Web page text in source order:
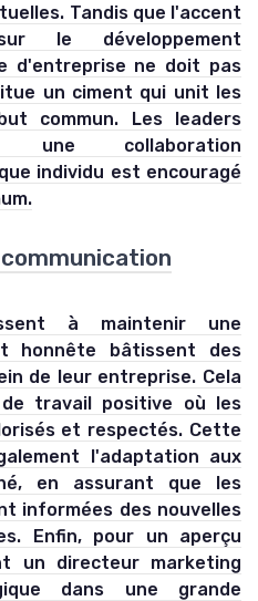
Tandis que l'accent
le développement
d'entreprise ne doit pas
un ciment qui unit les
commun. Les leaders
une collaboration
individu est encouragé
à maintenir une
honnête bâtissent des
de leur entreprise. Cela
travail positive où les
et respectés. Cette
l'adaptation aux
en assurant que les
informées des nouvelles
Enfin, pour un aperçu
un directeur marketing
dans une grande